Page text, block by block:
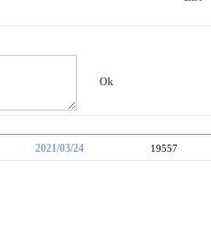
2021/03/24 19557